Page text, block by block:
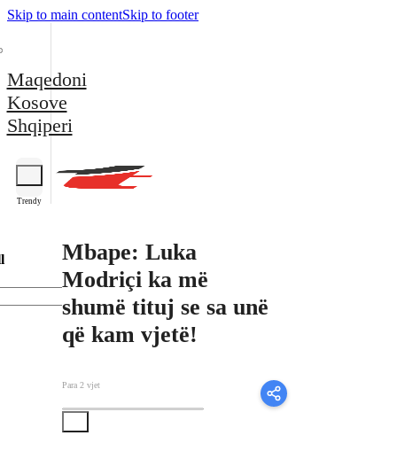
Skip to main contentSkip to footer
Maqedoni
Kosove
Shqiperi
Trendy
Mbape: Luka
Modriçi ka më
shumë tituj se sa unë
që kam vjetë!
Para 2 vjet